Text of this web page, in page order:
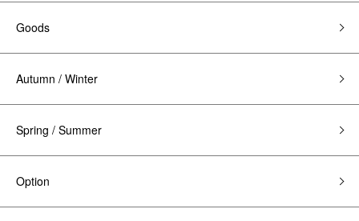
Goods
Autumn / Winter
Spring / Summer
Option